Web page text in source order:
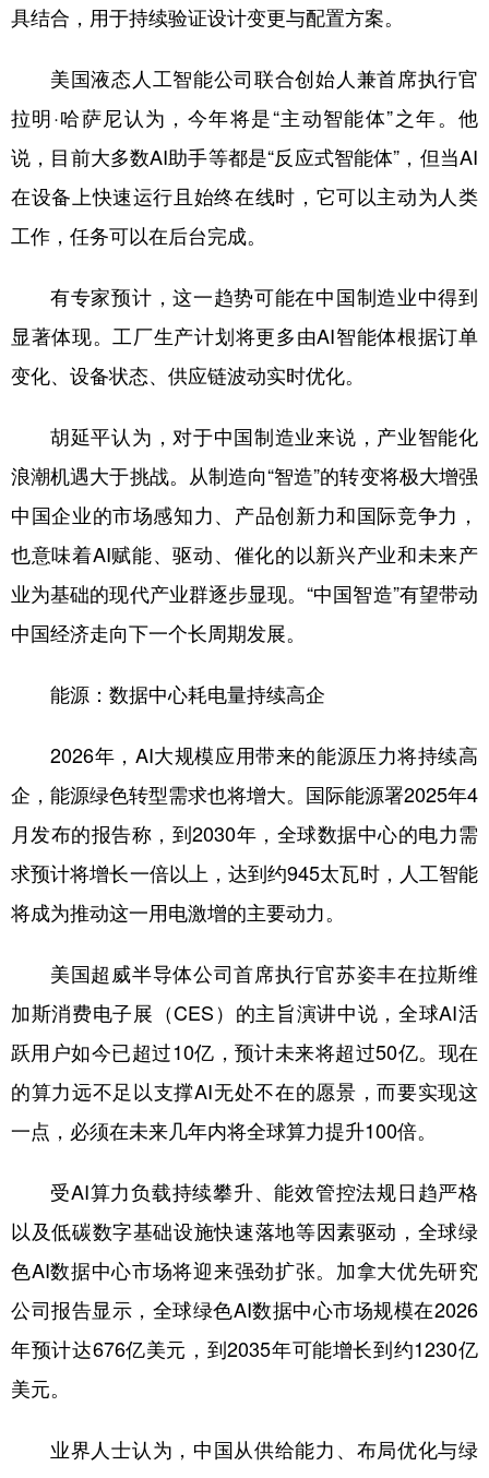
具结合，用于持续验证设计变更与配置方案。
美国液态人工智能公司联合创始人兼首席执行官
拉明·哈萨尼认为，今年将是“主动智能体”之年。他
说，目前大多数AI助手等都是“反应式智能体”，但当AI
在设备上快速运行且始终在线时，它可以主动为人类
工作，任务可以在后台完成。
有专家预计，这一趋势可能在中国制造业中得到
显著体现。工厂生产计划将更多由AI智能体根据订单
变化、设备状态、供应链波动实时优化。
胡延平认为，对于中国制造业来说，产业智能化
浪潮机遇大于挑战。从制造向“智造”的转变将极大增强
中国企业的市场感知力、产品创新力和国际竞争力，
也意味着AI赋能、驱动、催化的以新兴产业和未来产
业为基础的现代产业群逐步显现。“中国智造”有望带动
中国经济走向下一个长周期发展。
能源：数据中心耗电量持续高企
2026年，AI大规模应用带来的能源压力将持续高
企，能源绿色转型需求也将增大。国际能源署2025年4
月发布的报告称，到2030年，全球数据中心的电力需
求预计将增长一倍以上，达到约945太瓦时，人工智能
将成为推动这一用电激增的主要动力。
美国超威半导体公司首席执行官苏姿丰在拉斯维
加斯消费电子展（CES）的主旨演讲中说，全球AI活
跃用户如今已超过10亿，预计未来将超过50亿。现在
的算力远不足以支撑AI无处不在的愿景，而要实现这
一点，必须在未来几年内将全球算力提升100倍。
受AI算力负载持续攀升、能效管控法规日趋严格
以及低碳数字基础设施快速落地等因素驱动，全球绿
色AI数据中心市场将迎来强劲扩张。加拿大优先研究
公司报告显示，全球绿色AI数据中心市场规模在2026
年预计达676亿美元，到2035年可能增长到约1230亿
美元。
业界人士认为，中国从供给能力、布局优化与绿